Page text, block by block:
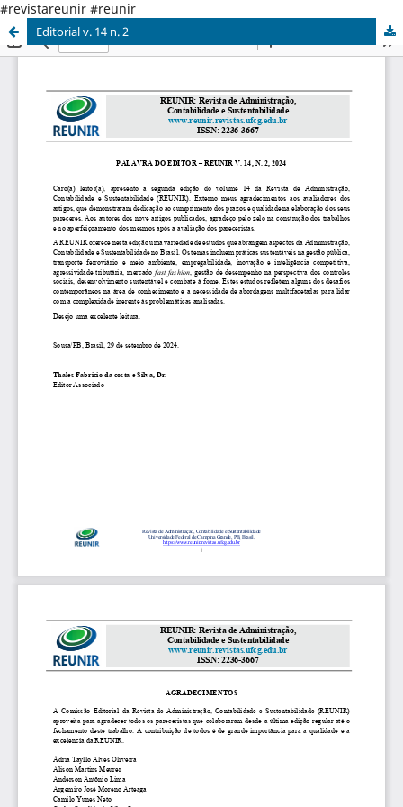
#revistareunir #reunir
Editorial v. 14 n. 2